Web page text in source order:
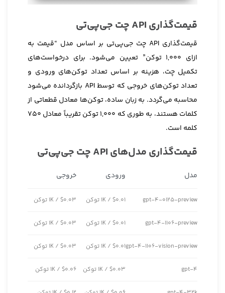
قیمت‌گذاری API چت جی‌پی‌تی
قیمت‌گذاری API چت جی‌پی‌تی بر اساس مدل “قیمت به
ازای ۱,۰۰۰ توکن” تعیین می‌شود. برای درخواست‌های
تکمیل چت، هزینه بر اساس تعداد توکن‌های ورودی و
تعداد توکن‌های خروجی که توسط API بازگردانده می‌شود
محاسبه می‌گردد. به زبان ساده، توکن‌ها معادل قطعاتی از
کلمات هستند، به طوری که ۱,۰۰۰ توکن تقریباً معادل ۷۵۰
کلمه است.
قیمت‌گذاری مدل‌های API چت جی‌پی‌تی
مدل ورودی خروجی
gpt-4-0125-preview $0.01 / 1K توکن $0.03 / 1K توکن
gpt-4-1106-preview $0.01 / 1K توکن $0.03 / 1K توکن
gpt-4-1106-vision-preview$0.01 / 1K توکن $0.03 / 1K توکن
gpt-4 $0.03 / 1K توکن $0.06 / 1K توکن